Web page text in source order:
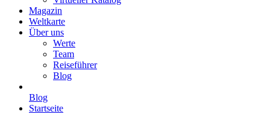
Magazin
Weltkarte
Über uns
Werte
Team
Reiseführer
Blog
Blog
Startseite